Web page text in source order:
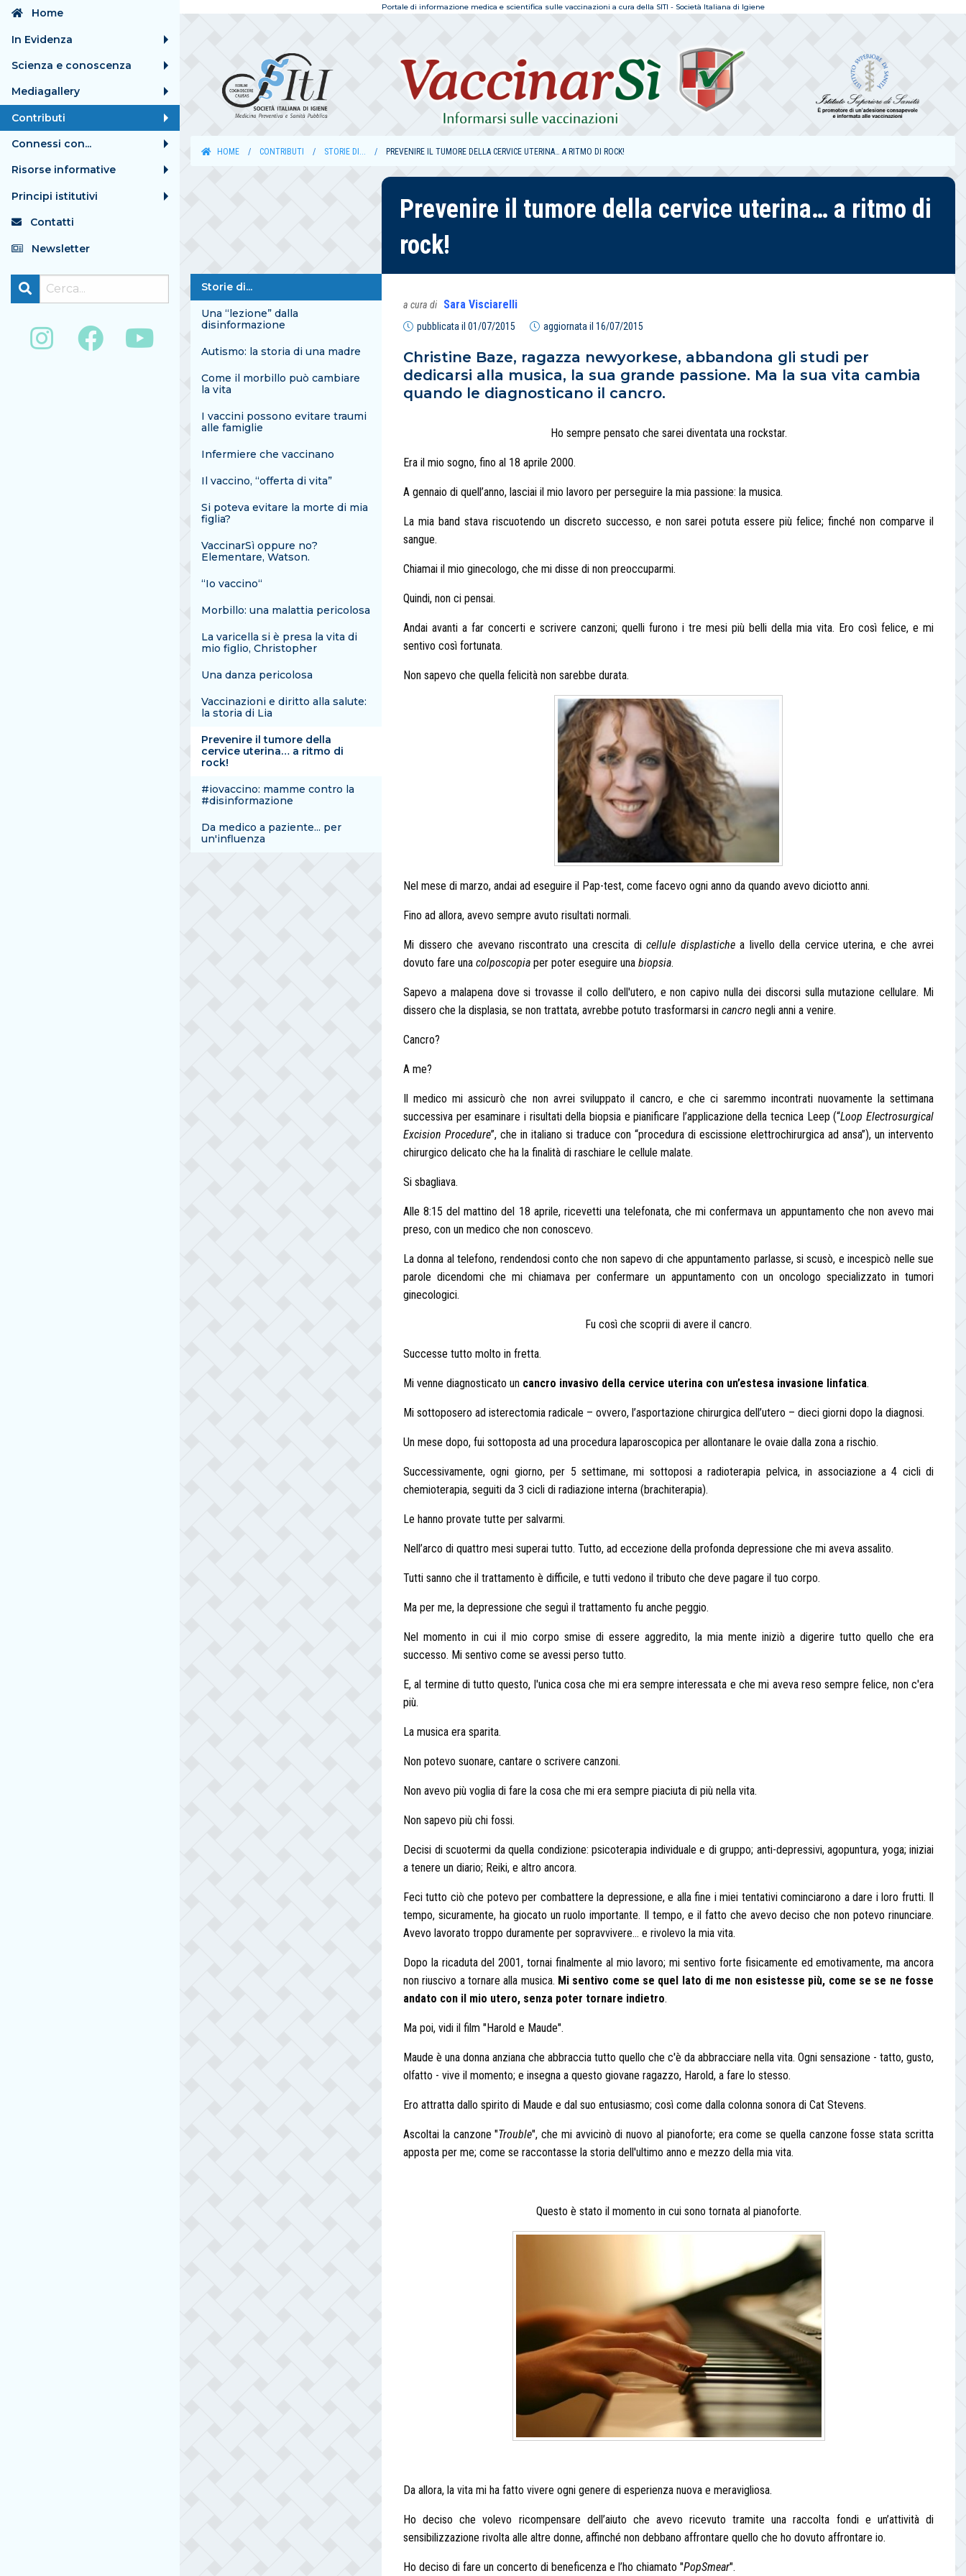
Home
In Evidenza
Scienza e conoscenza
Mediagallery
Contributi
Connessi con...
Risorse informative
Principi istitutivi
Contatti
Newsletter
Portale di informazione medica e scientifica sulle vaccinazioni a cura della SITI - Società Italiana di Igiene
HOME CONTRIBUTI STORIE DI... PREVENIRE IL TUMORE DELLA CERVICE UTERINA… A RITMO DI ROCK!
Prevenire il tumore della cervice uterina… a ritmo di
rock!
a cura di Sara Visciarelli
pubblicata il 01/07/2015 aggiornata il 16/07/2015
Christine Baze, ragazza newyorkese, abbandona gli studi per
dedicarsi alla musica, la sua grande passione. Ma la sua vita cambia
quando le diagnosticano il cancro.
Ho sempre pensato che sarei diventata una rockstar.
Era il mio sogno, fino al 18 aprile 2000.
A gennaio di quell’anno, lasciai il mio lavoro per perseguire la mia passione: la musica.
La mia band stava riscuotendo un discreto successo, e non sarei potuta essere più felice; finché non comparve il
sangue.
Chiamai il mio ginecologo, che mi disse di non preoccuparmi.
Quindi, non ci pensai.
Andai avanti a far concerti e scrivere canzoni; quelli furono i tre mesi più belli della mia vita. Ero così felice, e mi
sentivo così fortunata.
Non sapevo che quella felicità non sarebbe durata.
Nel mese di marzo, andai ad eseguire il Pap-test, come facevo ogni anno da quando avevo diciotto anni.
Fino ad allora, avevo sempre avuto risultati normali.
Mi dissero che avevano riscontrato una crescita dicellule displastichea livello della cervice uterina, e che avrei
dovuto fare una colposcopia per poter eseguire una biopsia.
Sapevo a malapena dove si trovasse il collo dell'utero, e non capivo nulla dei discorsi sulla mutazione cellulare. Mi
dissero che la displasia, se non trattata, avrebbe potuto trasformarsi in cancro negli anni a venire.
Cancro?
A me?
Il medico mi assicurò che non avrei sviluppato il cancro, e che ci saremmo incontrati nuovamente la settimana
successiva per esaminare i risultati della biopsia e pianificare l’applicazione della tecnica Leep (“Loop Electrosurgical
Excision Procedure”, che in italiano si traduce con “procedura di escissione elettrochirurgica ad ansa”), un intervento
chirurgico delicato che ha la finalità di raschiare le cellule malate.
Si sbagliava.
Alle 8:15 del mattino del 18 aprile, ricevetti una telefonata, che mi confermava un appuntamento che non avevo mai
preso, con un medico che non conoscevo.
La donna al telefono, rendendosi conto che non sapevo di che appuntamento parlasse, si scusò, e incespicò nelle sue
parole dicendomi che mi chiamava per confermare un appuntamento con un oncologo specializzato in tumori
ginecologici.
Fu così che scoprii di avere il cancro.
Successe tutto molto in fretta.
Mi venne diagnosticato un cancro invasivo della cervice uterina con un’estesa invasione linfatica.
Mi sottoposero ad isterectomia radicale – ovvero, l’asportazione chirurgica dell’utero – dieci giorni dopo la diagnosi.
Un mese dopo, fui sottoposta ad una procedura laparoscopica per allontanare le ovaie dalla zona a rischio.
Successivamente, ogni giorno, per 5 settimane, mi sottoposi a radioterapia pelvica, in associazione a 4 cicli di
chemioterapia, seguiti da 3 cicli di radiazione interna (brachiterapia).
Le hanno provate tutte per salvarmi.
Nell’arco di quattro mesi superai tutto. Tutto, ad eccezione della profonda depressione che mi aveva assalito.
Tutti sanno che il trattamento è difficile, e tutti vedono il tributo che deve pagare il tuo corpo.
Ma per me, la depressione che seguì il trattamento fu anche peggio.
Nel momento in cui il mio corpo smise di essere aggredito, la mia mente iniziò a digerire tutto quello che era
successo. Mi sentivo come se avessi perso tutto.
E, al termine di tutto questo, l'unica cosa che mi era sempre interessata e che mi aveva reso sempre felice, non c'era
più.
La musica era sparita.
Non potevo suonare, cantare o scrivere canzoni.
Non avevo più voglia di fare la cosa che mi era sempre piaciuta di più nella vita.
Non sapevo più chi fossi.
Decisi di scuotermi da quella condizione: psicoterapia individuale e di gruppo; anti-depressivi, agopuntura, yoga; iniziai
a tenere un diario; Reiki, e altro ancora.
Feci tutto ciò che potevo per combattere la depressione, e alla fine i miei tentativi cominciarono a dare i loro frutti. Il
tempo, sicuramente, ha giocato un ruolo importante. Il tempo, e il fatto che avevo deciso che non potevo rinunciare.
Avevo lavorato troppo duramente per sopravvivere… e rivolevo la mia vita.
Dopo la ricaduta del 2001, tornai finalmente al mio lavoro; mi sentivo forte fisicamente ed emotivamente, ma ancora
non riuscivo a tornare alla musica. Mi sentivo come se quel lato di me non esistesse più, come se se ne fosse
andato con il mio utero, senza poter tornare indietro.
Ma poi, vidi il film "Harold e Maude".
Maude è una donna anziana che abbraccia tutto quello che c'è da abbracciare nella vita. Ogni sensazione - tatto, gusto,
olfatto - vive il momento; e insegna a questo giovane ragazzo, Harold, a fare lo stesso.
Ero attratta dallo spirito di Maude e dal suo entusiasmo; così come dalla colonna sonora di Cat Stevens.
Ascoltai la canzone "Trouble", che mi avvicinò di nuovo al pianoforte; era come se quella canzone fosse stata scritta
apposta per me; come se raccontasse la storia dell'ultimo anno e mezzo della mia vita.
Questo è stato il momento in cui sono tornata al pianoforte.
Da allora, la vita mi ha fatto vivere ogni genere di esperienza nuova e meravigliosa.
Ho deciso che volevo ricompensare dell’aiuto che avevo ricevuto tramite una raccolta fondi e un’attività di
sensibilizzazione rivolta alle altre donne, affinché non debbano affrontare quello che ho dovuto affrontare io.
Ho deciso di fare un concerto di beneficenza e l’ho chiamato "PopSmear".
Storie di...
Una “lezione” dalla
disinformazione
Autismo: la storia di una madre
Come il morbillo può cambiare
la vita
I vaccini possono evitare traumi
alle famiglie
Infermiere che vaccinano
Il vaccino, “offerta di vita”
Si poteva evitare la morte di mia
figlia?
VaccinarSì oppure no?
Elementare, Watson.
“Io vaccino“
Morbillo: una malattia pericolosa
La varicella si è presa la vita di
mio figlio, Christopher
Una danza pericolosa
Vaccinazioni e diritto alla salute:
la storia di Lia
Prevenire il tumore della
cervice uterina… a ritmo di
rock!
#iovaccino: mamme contro la
#disinformazione
Da medico a paziente... per
un'influenza